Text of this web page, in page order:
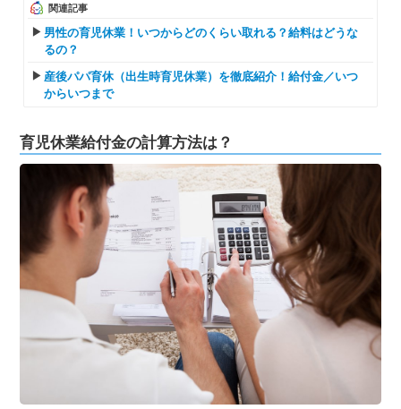
関連記事
男性の育児休業！いつからどのくらい取れる？給料はどうな
るの？
産後パパ育休（出生時育児休業）を徹底紹介！給付金／いつ
からいつまで
育児休業給付金の計算方法は？